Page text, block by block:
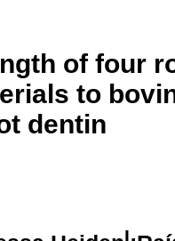
of four
to
dentin
I